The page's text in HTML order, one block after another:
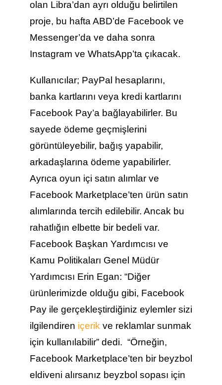
olan Libra’dan ayrı olduğu belirtilen
proje, bu hafta ABD’de Facebook ve
Messenger’da ve daha sonra
Instagram ve WhatsApp’ta çıkacak.
Kullanıcılar; PayPal hesaplarını,
banka kartlarını veya kredi kartlarını
Facebook Pay’a bağlayabilirler. Bu
sayede ödeme geçmişlerini
görüntüleyebilir, bağış yapabilir,
arkadaşlarına ödeme yapabilirler.
Ayrıca oyun içi satın alımlar ve
Facebook Marketplace’ten ürün satın
alımlarında tercih edilebilir. Ancak bu
rahatlığın elbette bir bedeli var.
Facebook Başkan Yardımcısı ve
Kamu Politikaları Genel Müdür
Yardımcısı Erin Egan: “Diğer
ürünlerimizde olduğu gibi, Facebook
Pay ile gerçekleştirdiğiniz eylemler sizi
ilgilendiren içerik ve reklamlar sunmak
için kullanılabilir” dedi. “Örneğin,
Facebook Marketplace’ten bir beyzbol
eldiveni alırsanız beyzbol sopası için